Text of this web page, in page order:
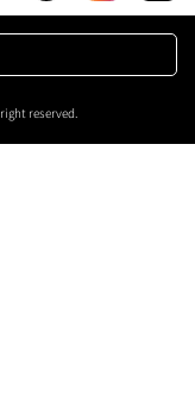
reserved.